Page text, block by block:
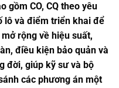
gồm CO, CQ theo yêu
lô và điểm triển khai để
rộng về hiệu suất,
điều kiện bảo quản và
đời, giúp kỹ sư và bộ
các phương án một